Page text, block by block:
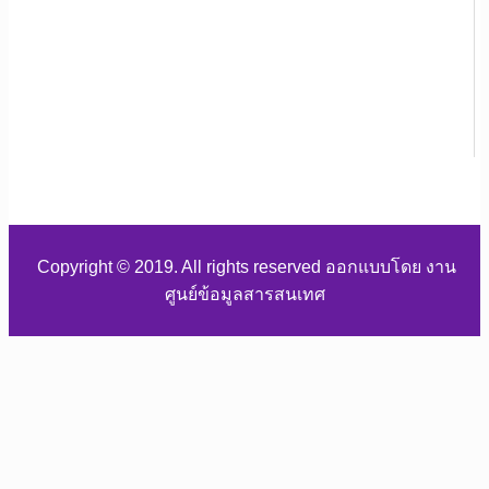
Copyright © 2019. All rights reserved ออกแบบโดย งาน
ศูนย์ข้อมูลสารสนเทศ